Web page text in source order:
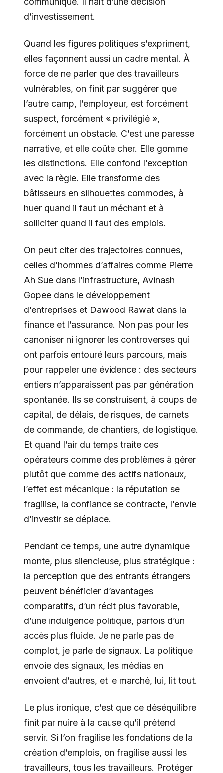
d’investissement.
Quand les figures politiques s’expriment,
elles façonnent aussi un cadre mental. À
force de ne parler que des travailleurs
vulnérables, on finit par suggérer que
l’autre camp, l’employeur, est forcément
suspect, forcément « privilégié »,
forcément un obstacle. C’est une paresse
narrative, et elle coûte cher. Elle gomme
les distinctions. Elle confond l’exception
avec la règle. Elle transforme des
bâtisseurs en silhouettes commodes, à
huer quand il faut un méchant et à
solliciter quand il faut des emplois.
On peut citer des trajectoires connues,
celles d’hommes d’affaires comme Pierre
Ah Sue dans l’infrastructure, Avinash
Gopee dans le développement
d’entreprises et Dawood Rawat dans la
finance et l’assurance. Non pas pour les
canoniser ni ignorer les controverses qui
ont parfois entouré leurs parcours, mais
pour rappeler une évidence : des secteurs
entiers n’apparaissent pas par génération
spontanée. Ils se construisent, à coups de
capital, de délais, de risques, de carnets
de commande, de chantiers, de logistique.
Et quand l’air du temps traite ces
opérateurs comme des problèmes à gérer
plutôt que comme des actifs nationaux,
l’effet est mécanique : la réputation se
fragilise, la confiance se contracte, l’envie
d’investir se déplace.
Pendant ce temps, une autre dynamique
monte, plus silencieuse, plus stratégique :
la perception que des entrants étrangers
peuvent bénéficier d’avantages
comparatifs, d’un récit plus favorable,
d’une indulgence politique, parfois d’un
accès plus fluide. Je ne parle pas de
complot, je parle de signaux. La politique
envoie des signaux, les médias en
envoient d’autres, et le marché, lui, lit tout.
Le plus ironique, c’est que ce déséquilibre
finit par nuire à la cause qu’il prétend
servir. Si l’on fragilise les fondations de la
création d’emplois, on fragilise aussi les
travailleurs, tous les travailleurs. Protéger